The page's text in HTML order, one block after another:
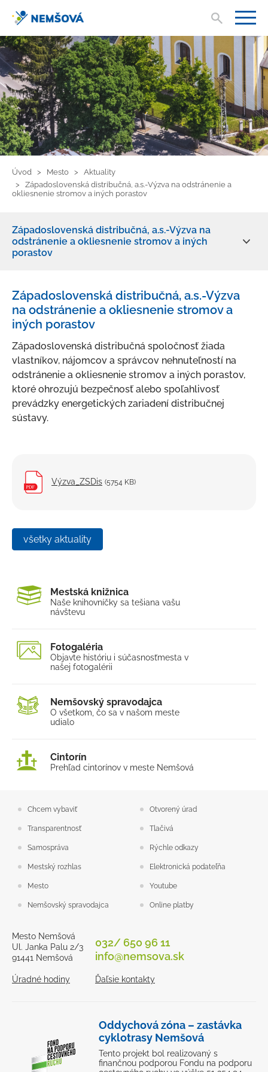
Úvod Mesto
Aktuality
Západoslovenská distribučná, a.s.-Výzva na odstránenie a
okliesnenie stromov a iných porastov
Západoslovenská distribučná, a.s.-Výzva na
odstránenie a okliesnenie stromov a iných
porastov
O meste
Kultúra a šport
Ubytovanie a stravovanie
Strategické dokumenty
Územný plán mesta
Mapový portál
Odpadové hospodárstvo
Verejno-prospešné služby
Školstvo
Západoslovenská distribučná, a.s.-Výzva
na odstránenie a okliesnenie stromov a
iných porastov
Západoslovenská distribučná spoločnosť žiada
vlastníkov, nájomcov a správcov nehnuteľností na
odstránenie a okliesnenie stromov a iných porastov,
ktoré ohrozujú bezpečnosť alebo spoľahlivosť
prevádzky energetických zariadení distribučnej
sústavy.
Výzva_ZSDis (5754 KB)
všetky aktuality
Mestská knižnica
Naše knihovníčky sa tešiana vašu
návštevu
Fotogaléria
Objavte históriu i súčasnosťmesta v
našej fotogalérii
Nemšovský spravodajca
O všetkom, čo sa v našom meste
udialo
Cintorín
Prehľad cintorínov v meste Nemšová
Chcem vybaviť Otvorený úrad
Transparentnosť Tlačivá
Samospráva Rýchle odkazy
Mestský rozhlas Elektronická podateľňa
Mesto Youtube
Nemšovský spravodajca Online platby
Mesto Nemšová
Ul. Janka Palu 2/3
91441 Nemšová
Úradné hodiny
032/ 650 96 11
info@nemsova.sk
Ďaľsie kontakty
Oddychová zóna – zastávka
cyklotrasy Nemšová
Tento projekt bol realizovaný s
finančnou podporou Fondu na podporu